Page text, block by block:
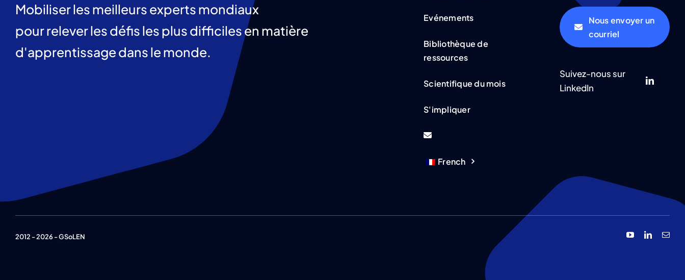
Mobiliser les meilleurs experts mondiaux
pour relever les défis les plus difficiles en matière
d'apprentissage dans le monde.
Evénements
Bibliothèque de
ressources
Scientifique du mois
S'impliquer
French
Nous envoyer un
courriel
Suivez-nous sur
LinkedIn
2012 - 2026 - GSoLEN